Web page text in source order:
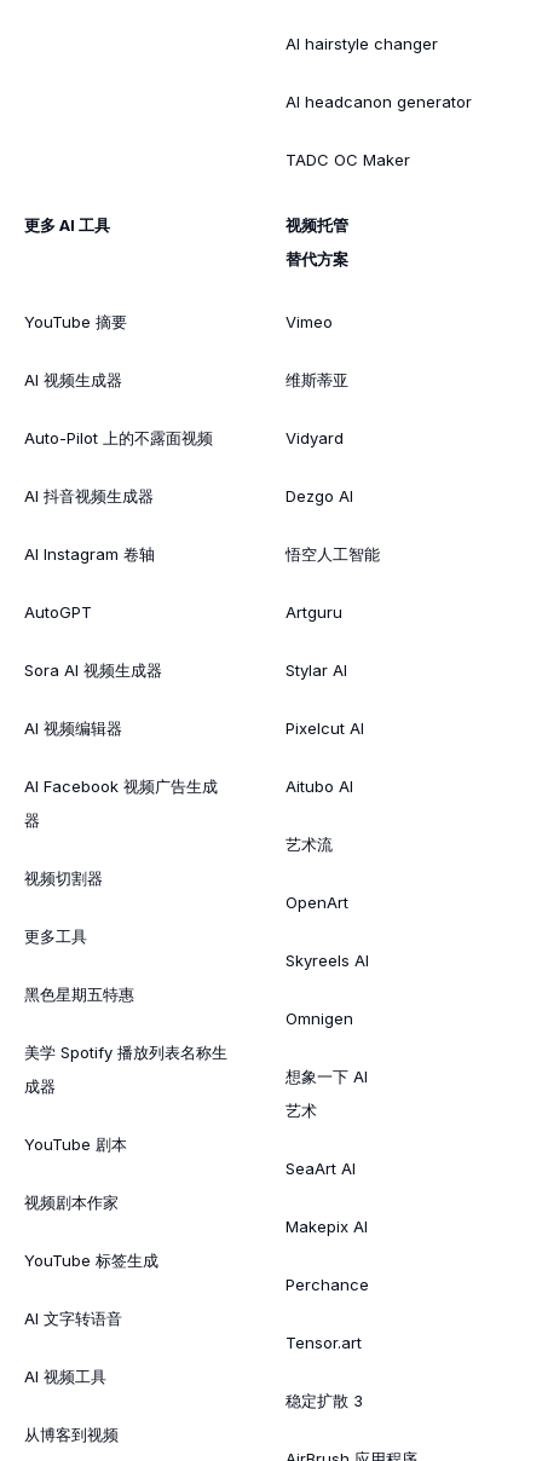
AI hairstyle changer
AI headcanon generator
TADC OC Maker
更多 AI 工具
YouTube 摘要
AI 视频生成器
Auto-Pilot 上的不露面视频
AI 抖音视频生成器
AI Instagram 卷轴
AutoGPT
Sora AI 视频生成器
AI 视频编辑器
AI Facebook 视频广告生成
器
视频切割器
更多工具
黑色星期五特惠
美学 Spotify 播放列表名称生
成器
YouTube 剧本
视频剧本作家
YouTube 标签生成
AI 文字转语音
AI 视频工具
从博客到视频
视频托管
替代方案
Vimeo
维斯蒂亚
Vidyard
Dezgo AI
悟空人工智能
Artguru
Stylar AI
Pixelcut AI
Aitubo AI
艺术流
OpenArt
Skyreels AI
Omnigen
想象一下 AI
艺术
SeaArt AI
Makepix AI
Perchance
Tensor.art
稳定扩散 3